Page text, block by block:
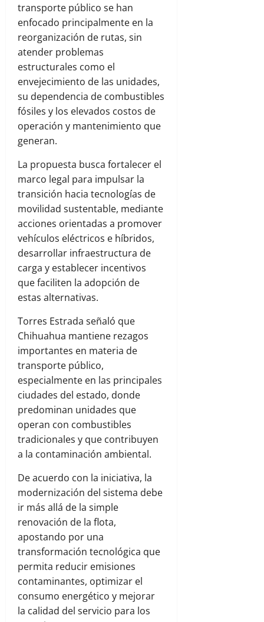
transporte público se han
enfocado principalmente en la
reorganización de rutas, sin
atender problemas
estructurales como el
envejecimiento de las unidades,
su dependencia de combustibles
fósiles y los elevados costos de
operación y mantenimiento que
generan.
La propuesta busca fortalecer el
marco legal para impulsar la
transición hacia tecnologías de
movilidad sustentable, mediante
acciones orientadas a promover
vehículos eléctricos e híbridos,
desarrollar infraestructura de
carga y establecer incentivos
que faciliten la adopción de
estas alternativas.
Torres Estrada señaló que
Chihuahua mantiene rezagos
importantes en materia de
transporte público,
especialmente en las principales
ciudades del estado, donde
predominan unidades que
operan con combustibles
tradicionales y que contribuyen
a la contaminación ambiental.
De acuerdo con la iniciativa, la
modernización del sistema debe
ir más allá de la simple
renovación de la flota,
apostando por una
transformación tecnológica que
permita reducir emisiones
contaminantes, optimizar el
consumo energético y mejorar
la calidad del servicio para los